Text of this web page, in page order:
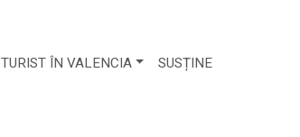
TURIST ÎN VALENCIA SUSȚINE